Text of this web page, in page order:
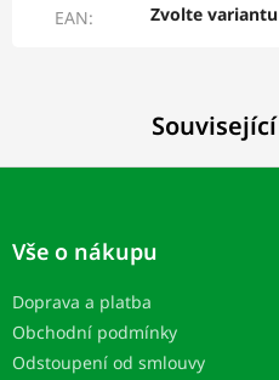
EAN: Zvolte variantu
Z
Vše o nákupu
Doprava a platba
Obchodní podmínky
Odstoupení od smlouvy